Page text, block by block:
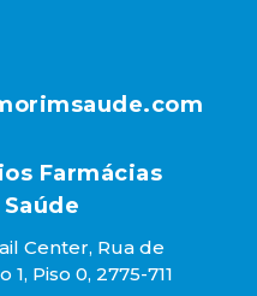
Farmácias
Center, Rua de
Piso 0, 2775-711